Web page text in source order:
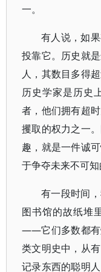
一。
有人说，如
投靠它。历史就
人，其数目多得
历史学家是历史
者，他们拥有超
攫取的权力之一
趣，就是一件诚
于争夺未来不可知
有一段时间
图书馆的故纸堆
——它们多数都
类文明史中，从
记录东西的聪明